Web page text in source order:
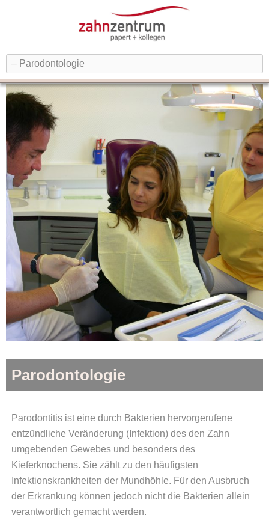
Parodontologie
Parodontitis ist eine durch Bakterien hervorgerufene
entzündliche Veränderung (Infektion) des den Zahn
umgebenden Gewebes und besonders des
Kieferknochens. Sie zählt zu den häufigsten
Infektionskrankheiten der Mundhöhle. Für den Ausbruch
der Erkrankung können jedoch nicht die Bakterien allein
verantwortlich gemacht werden.